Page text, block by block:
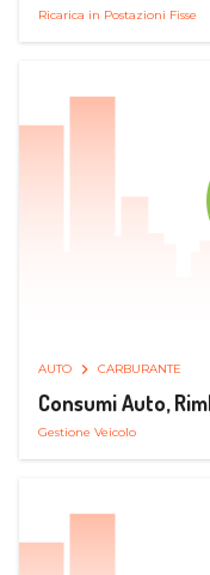
Ricarica in Postazioni Fisse
AUTO CARBURANTE
Consumi Auto,
Gestione Veicolo